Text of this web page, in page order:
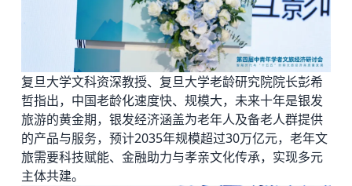
复旦大学文科资深教授、复旦大学老龄研究院院长彭希
哲指出，中国老龄化速度快、规模大，未来十年是银发
旅游的黄金期，银发经济涵盖为老年人及备老人群提供
的产品与服务，预计2035年规模超过30万亿元，老年文
旅需要科技赋能、金融助力与孝亲文化传承，实现多元
主体共建。